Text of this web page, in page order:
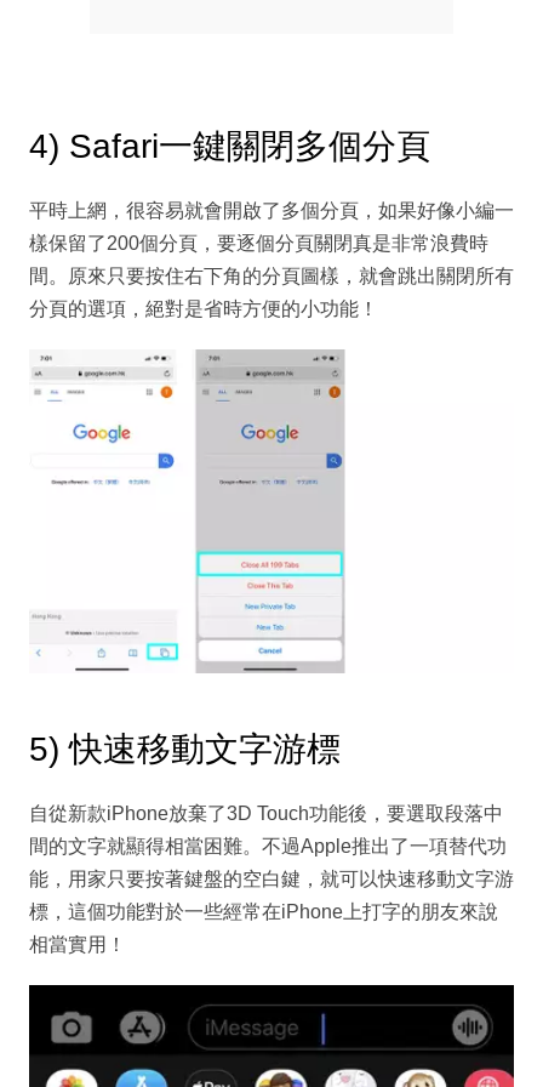
4) Safari一鍵關閉多個分頁
平時上網，很容易就會開啟了多個分頁，如果好像小編一
樣保留了200個分頁，要逐個分頁關閉真是非常浪費時
間。原來只要按住右下角的分頁圖樣，就會跳出關閉所有
分頁的選項，絕對是省時方便的小功能！
5) 快速移動文字游標
自從新款iPhone放棄了3D Touch功能後，要選取段落中
間的文字就顯得相當困難。不過Apple推出了一項替代功
能，用家只要按著鍵盤的空白鍵，就可以快速移動文字游
標，這個功能對於一些經常在iPhone上打字的朋友來說
相當實用！